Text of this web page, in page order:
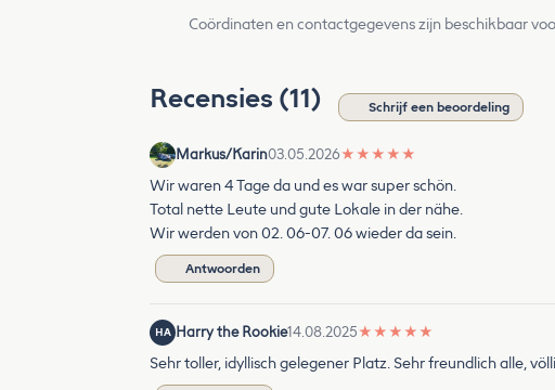
Coördinaten en contactgegevens zijn beschikbaar
Recensies (11) Schrijf een beoordeling
Markus/Karin03.05.2026★ ★ ★ ★ ★
Wir waren 4 Tage da und es war super schön.
Total nette Leute und gute Lokale in der nähe.
Wir werden von 02. 06-07. 06 wieder da sein.
Antwoorden
HA Harry the Rookie14.08.2025★ ★ ★ ★ ★
Sehr toller, idyllisch gelegener Platz. Sehr freundlich alle,